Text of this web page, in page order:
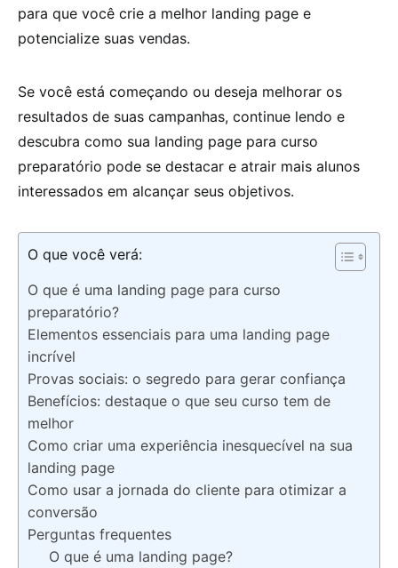
para que você crie a melhor landing page e
potencialize suas vendas.
Se você está começando ou deseja melhorar os
resultados de suas campanhas, continue lendo e
descubra como sua landing page para curso
preparatório pode se destacar e atrair mais alunos
interessados em alcançar seus objetivos.
O que você verá:
O que é uma landing page para curso
preparatório?
Elementos essenciais para uma landing page
incrível
Provas sociais: o segredo para gerar confiança
Benefícios: destaque o que seu curso tem de
melhor
Como criar uma experiência inesquecível na sua
landing page
Como usar a jornada do cliente para otimizar a
conversão
Perguntas frequentes
O que é uma landing page?